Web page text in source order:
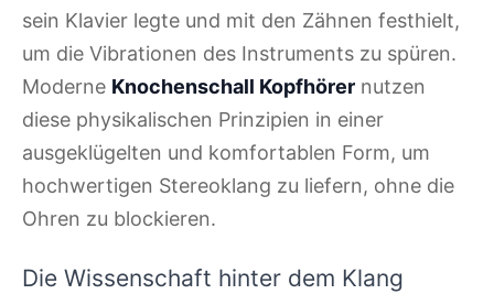
sein Klavier legte und mit den Zähnen festhielt,
um die Vibrationen des Instruments zu spüren.
Moderne Knochenschall Kopfhörer nutzen
diese physikalischen Prinzipien in einer
ausgeklügelten und komfortablen Form, um
hochwertigen Stereoklang zu liefern, ohne die
Ohren zu blockieren.
Die Wissenschaft hinter dem Klang